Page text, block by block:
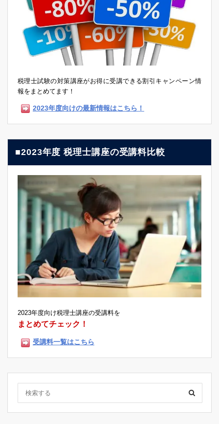
税理士試験の対策講座がお得に受講できる割引キャンペーン情
報をまとめてます！
2023年度向けの最新情報はこちら！
■2023年度 税理士講座の受講料比較
2023年度向け税理士講座の受講料を
まとめてチェック！
受講料一覧はこちら